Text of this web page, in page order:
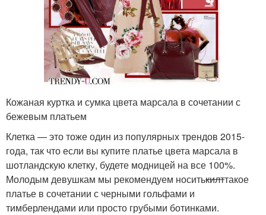
Кожаная куртка и сумка цвета марсала в сочетании с
бежевым платьем
Клетка — это тоже один из популярных трендов 2015-
года, так что если вы купите платье цвета марсала в
шотландскую клетку, будете модницей на все 100%.
Молодым девушкам мы рекомендуем носитькилттакое
платье в сочетании с черными гольфами и
тимберлендами или просто грубыми ботинками.